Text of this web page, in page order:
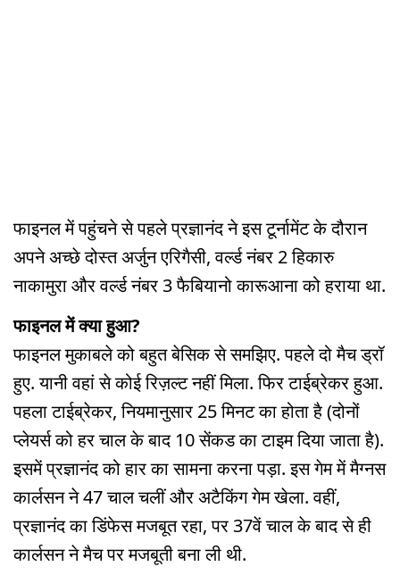
फाइनल में पहुंचने से पहले प्रज्ञानंद ने इस टूर्नामेंट के दौरान
अपने अच्छे दोस्त अर्जुन एरिगैसी, वर्ल्ड नंबर 2 हिकारु
नाकामुरा और वर्ल्ड नंबर 3 फैबियानो कारूआना को हराया था.
फाइनल में क्या हुआ?
फाइनल मुकाबले को बहुत बेसिक से समझिए. पहले दो मैच ड्रॉ
हुए. यानी वहां से कोई रिज़ल्ट नहीं मिला. फिर टाईब्रेकर हुआ.
पहला टाईब्रेकर, नियमानुसार 25 मिनट का होता है (दोनों
प्लेयर्स को हर चाल के बाद 10 सेंकड का टाइम दिया जाता है).
इसमें प्रज्ञानंद को हार का सामना करना पड़ा. इस गेम में मैग्नस
कार्लसन ने 47 चाल चलीं और अटैकिंग गेम खेला. वहीं,
प्रज्ञानंद का डिंफेस मजबूत रहा, पर 37वें चाल के बाद से ही
कार्लसन ने मैच पर मजबूती बना ली थी.